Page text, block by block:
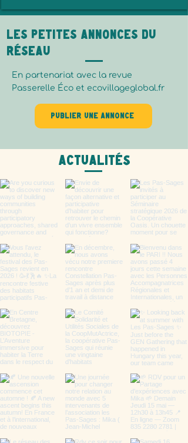
Les petites annonces du
réseau
En partenariat avec la revue
Passerelle Éco et ecovillageglobal.fr
Publier une annonce
Actualités